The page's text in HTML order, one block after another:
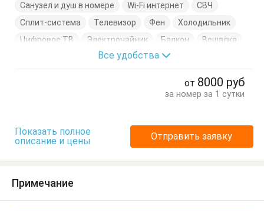
Санузел и душ в номере Wi-Fi интернет
СВЧ
Сплит-система
Телевизор Фен
Холодильник
Цифровое ТВ
Электрочайник Балкон
Вешалка
Кровать двуспальная
Все удобства
от 8000 руб
за номер за 1 сутки
Показать полное
описание и цены
Отправить заявку
Примечание